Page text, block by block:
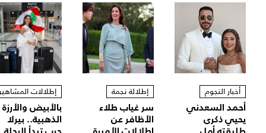
أخبار النجوم
أحمد السعدني
يحيي ذكرى
إطلالة نجمة
سر غياب طلاء
الأظافر عن
إطلالات
بالأبيض والأرزة
الذهبية.. بيرلا